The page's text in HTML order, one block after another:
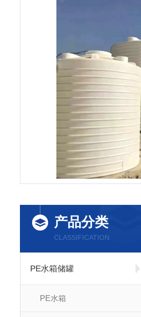
产品分类
CLASSIFICATION
PE水箱储罐
PE水箱